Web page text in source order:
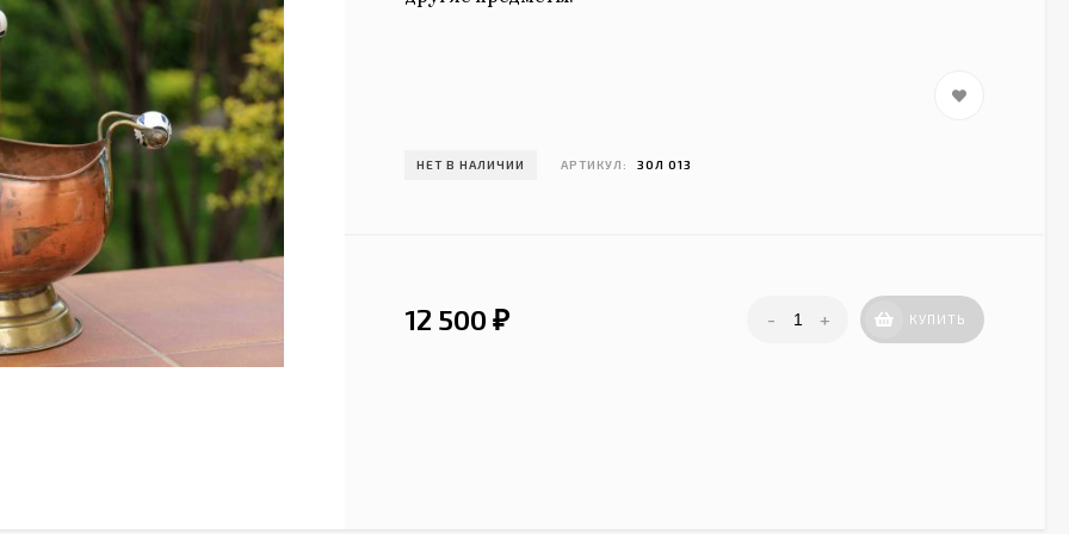
НЕТ В НАЛИЧИИ АРТИКУЛ: ЗОЛ 013
12 500₽ - + КУПИТЬ